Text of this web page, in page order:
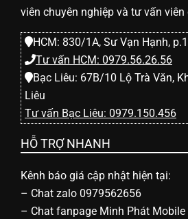
i
đ
ộ
n
g
viên chuyên nghiệp và tư vấn viên
HCM: 830/1A, Sư Vạn Hạnh,
Tư vấn HCM: 0979.56.26.56
Bạc Liêu: 67B/10 Lộ Trà Văn,
Liêu
Tư vấn Bạc Liêu: 0979.150.456
HỖ TRỢ NHANH
Kênh báo giá cập nhật hiện tại:
– Chat zalo 0979562656
– Chat fanpage Minh Phát Mobile